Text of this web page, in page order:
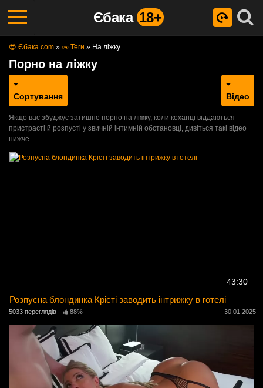
Єбака 18+
😎 Єбака.com » 👀 Теги » На ліжку
Порно на ліжку
Сортування Відео
Якщо вас збуджує затишне порно на ліжку, коли коханці віддаються
пристрасті й розпусті у звичній інтимній обстановці, дивіться такі відео
нижче.
43:30
Розпусна блондинка Крісті заводить інтрижку в готелі
5033 переглядів 88% 30.01.2025